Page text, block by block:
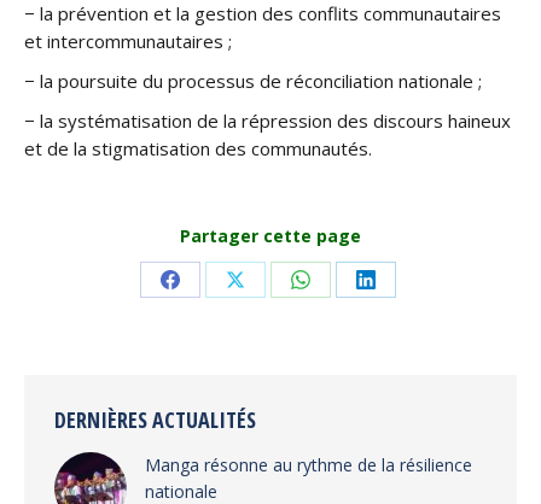
− la prévention et la gestion des conflits communautaires
et intercommunautaires ;
− la poursuite du processus de réconciliation nationale ;
− la systématisation de la répression des discours haineux
et de la stigmatisation des communautés.
Partager cette page
Share Share Share Share
DERNIÈRES ACTUALITÉS
Manga résonne au rythme de la résilience
nationale